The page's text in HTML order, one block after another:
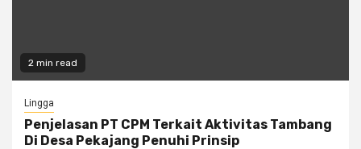
2 min read
Lingga
Penjelasan PT CPM Terkait Aktivitas Tambang
Di Desa Pekajang Penuhi Prinsip